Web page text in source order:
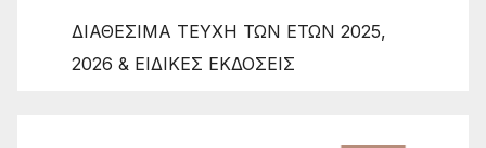
ΔΙΑΘΕΣΙΜΑ ΤΕΥΧΗ ΤΩΝ ΕΤΩΝ 2025,
2026 & ΕΙΔΙΚΕΣ ΕΚΔΟΣΕΙΣ